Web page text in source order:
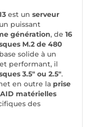
est un serveur
puissant
génération, de 16
M.2 de 480
solide à un
performant, il
3.5" ou 2.5".
en outre la prise
matérielles
des